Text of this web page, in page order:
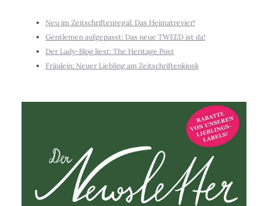
Neu im Zeitschriftenregal: Das Heimatrevier!
Gentlemen aufgepasst: Das neue TWEED ist da!
Der Lady-Blog liest: The Heritage Post
Fräulein: Neuer Liebling am Zeitschriftenkiosk